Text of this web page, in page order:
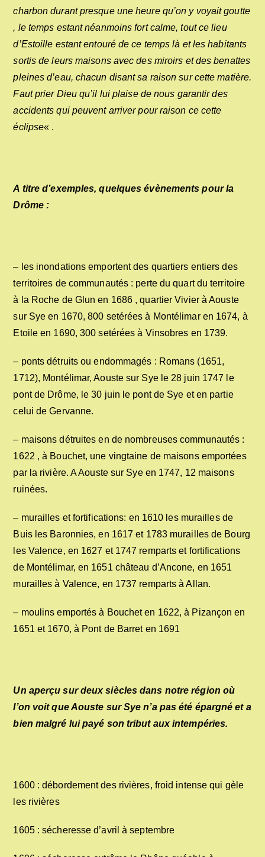
charbon durant presque une heure qu’on y voyait goutte
, le temps estant néanmoins fort calme, tout ce lieu
d’Estoille estant entouré de ce temps là et les habitants
sortis de leurs maisons avec des miroirs et des benattes
pleines d’eau, chacun disant sa raison sur cette matière.
Faut prier Dieu qu’il lui plaise de nous garantir des
accidents qui peuvent arriver pour raison ce cette
éclipse« .
A titre d’exemples, quelques évènements pour la
Drôme :
– les inondations emportent des quartiers entiers des
territoires de communautés : perte du quart du territoire
à la Roche de Glun en 1686 , quartier Vivier à Aouste
sur Sye en 1670, 800 setérées à Montélimar en 1674, à
Etoile en 1690, 300 setérées à Vinsobres en 1739.
– ponts détruits ou endommagés : Romans (1651,
1712), Montélimar, Aouste sur Sye le 28 juin 1747 le
pont de Drôme, le 30 juin le pont de Sye et en partie
celui de Gervanne.
– maisons détruites en de nombreuses communautés :
1622 , à Bouchet, une vingtaine de maisons emportées
par la rivière. A Aouste sur Sye en 1747, 12 maisons
ruinées.
– murailles et fortifications: en 1610 les murailles de
Buis les Baronnies, en 1617 et 1783 murailles de Bourg
les Valence, en 1627 et 1747 remparts et fortifications
de Montélimar, en 1651 château d’Ancone, en 1651
murailles à Valence, en 1737 remparts à Allan.
– moulins emportés à Bouchet en 1622, à Pizançon en
1651 et 1670, à Pont de Barret en 1691
Un aperçu sur deux siècles dans notre région où
l’on voit que Aouste sur Sye n’a pas été épargné et a
bien malgré lui payé son tribut aux intempéries.
1600 : débordement des rivières, froid intense qui gèle
les rivières
1605 : sécheresse d’avril à septembre